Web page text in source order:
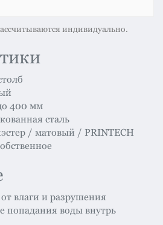
индивидуально.
400 мм
сталь
/ матовый / PRINTECH
влаги и разрушения
попадания воды внутрь